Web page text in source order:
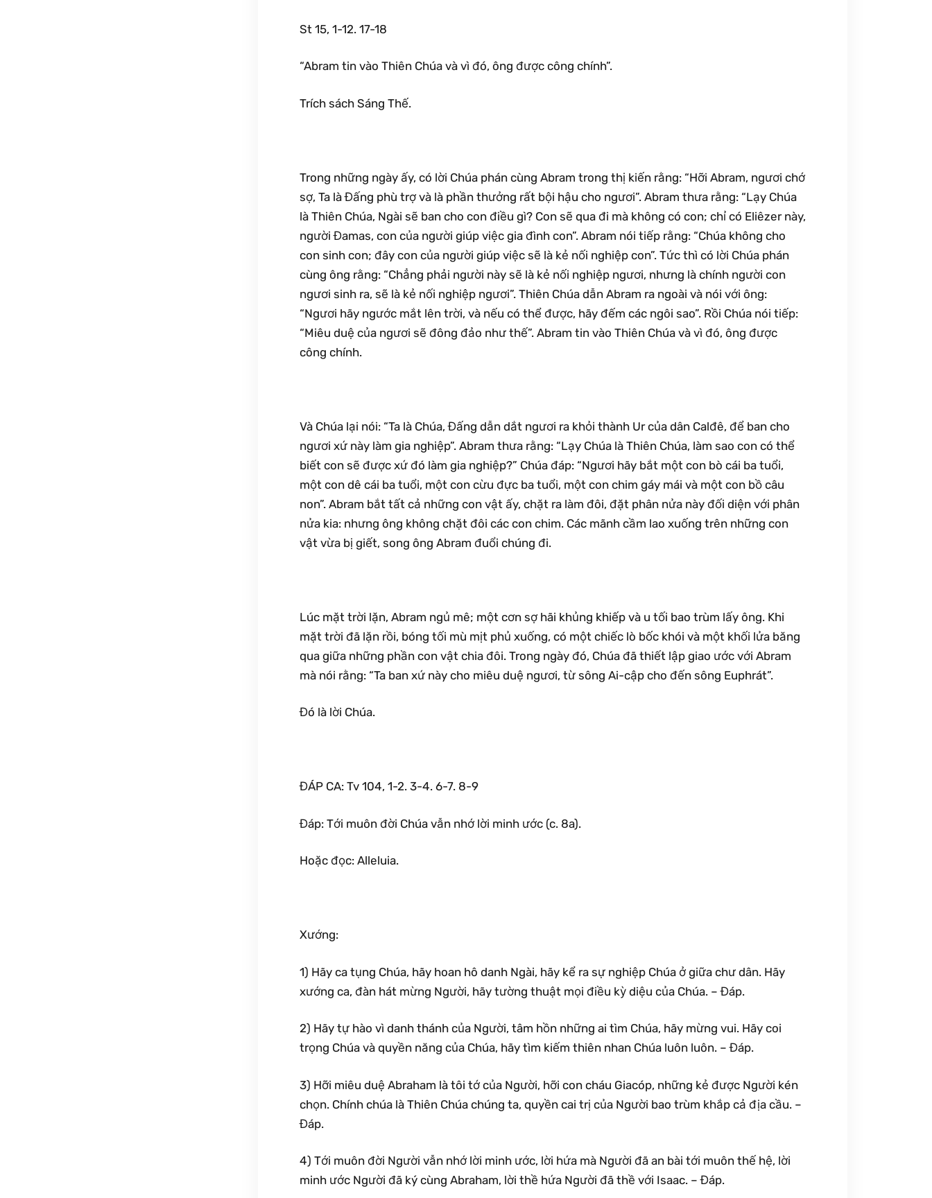
St 15, 1-12. 17-18
“Abram tin vào Thiên Chúa và vì đó, ông được công chính”.
Trích sách Sáng Thế.
Trong những ngày ấy, có lời Chúa phán cùng Abram trong thị kiến rằng: “Hỡi Abram, ngươi chớ
sợ, Ta là Đấng phù trợ và là phần thưởng rất bội hậu cho ngươi”. Abram thưa rằng: “Lạy Chúa
là Thiên Chúa, Ngài sẽ ban cho con điều gì? Con sẽ qua đi mà không có con; chỉ có Eliêzer này,
người Đamas, con của người giúp việc gia đình con”. Abram nói tiếp rằng: “Chúa không cho
con sinh con; đây con của người giúp việc sẽ là kẻ nối nghiệp con”. Tức thì có lời Chúa phán
cùng ông rằng: “Chẳng phải người này sẽ là kẻ nối nghiệp ngươi, nhưng là chính người con
ngươi sinh ra, sẽ là kẻ nối nghiệp ngươi”. Thiên Chúa dẫn Abram ra ngoài và nói với ông:
“Ngươi hãy ngước mắt lên trời, và nếu có thể được, hãy đếm các ngôi sao”. Rồi Chúa nói tiếp:
“Miêu duệ của ngươi sẽ đông đảo như thế”. Abram tin vào Thiên Chúa và vì đó, ông được
công chính.
Và Chúa lại nói: “Ta là Chúa, Đấng dẫn dắt ngươi ra khỏi thành Ur của dân Calđê, để ban cho
ngươi xứ này làm gia nghiệp”. Abram thưa rằng: “Lạy Chúa là Thiên Chúa, làm sao con có thể
biết con sẽ được xứ đó làm gia nghiệp?” Chúa đáp: “Ngươi hãy bắt một con bò cái ba tuổi,
một con dê cái ba tuổi, một con cừu đực ba tuổi, một con chim gáy mái và một con bồ câu
non”. Abram bắt tất cả những con vật ấy, chặt ra làm đôi, đặt phân nửa này đối diện với phân
nửa kia: nhưng ông không chặt đôi các con chim. Các mãnh cầm lao xuống trên những con
vật vừa bị giết, song ông Abram đuổi chúng đi.
Lúc mặt trời lặn, Abram ngủ mê; một cơn sợ hãi khủng khiếp và u tối bao trùm lấy ông. Khi
mặt trời đã lặn rồi, bóng tối mù mịt phủ xuống, có một chiếc lò bốc khói và một khối lửa băng
qua giữa những phần con vật chia đôi. Trong ngày đó, Chúa đã thiết lập giao ước với Abram
mà nói rằng: “Ta ban xứ này cho miêu duệ ngươi, từ sông Ai-cập cho đến sông Euphrát”.
Đó là lời Chúa.
ĐÁP CA: Tv 104, 1-2. 3-4. 6-7. 8-9
Đáp: Tới muôn đời Chúa vẫn nhớ lời minh ước (c. 8a).
Hoặc đọc: Alleluia.
Xướng:
1) Hãy ca tụng Chúa, hãy hoan hô danh Ngài, hãy kể ra sự nghiệp Chúa ở giữa chư dân. Hãy
xướng ca, đàn hát mừng Người, hãy tường thuật mọi điều kỳ diệu của Chúa. – Đáp.
2) Hãy tự hào vì danh thánh của Người, tâm hồn những ai tìm Chúa, hãy mừng vui. Hãy coi
trọng Chúa và quyền năng của Chúa, hãy tìm kiếm thiên nhan Chúa luôn luôn. – Đáp.
3) Hỡi miêu duệ Abraham là tôi tớ của Người, hỡi con cháu Giacóp, những kẻ được Người kén
chọn. Chính chúa là Thiên Chúa chúng ta, quyền cai trị của Người bao trùm khắp cả địa cầu. –
Đáp.
4) Tới muôn đời Người vẫn nhớ lời minh ước, lời hứa mà Người đã an bài tới muôn thế hệ, lời
minh ước Người đã ký cùng Abraham, lời thề hứa Người đã thề với Isaac. – Đáp.